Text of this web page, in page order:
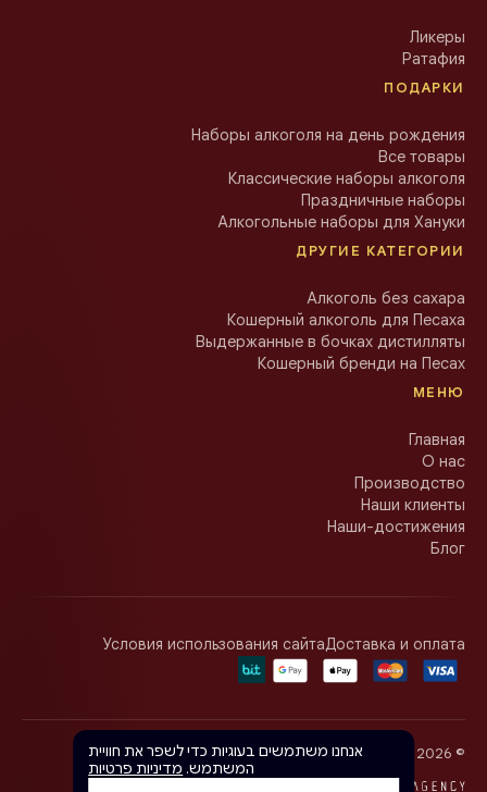
Ликеры
Ратафия
ПОДАРКИ
Наборы алкоголя на день рождения
Все товары
Классические наборы алкоголя
Праздничные наборы
Алкогольные наборы для Хануки
ДРУГИЕ КАТЕГОРИИ
Алкоголь без сахара
Кошерный алкоголь для Песаха
Выдержанные в бочках дистилляты
Кошерный бренди на Песах
МЕНЮ
Главная
О нас
Производство
Наши клиенты
Наши-достижения
Блог
Доставка и оплата
Условия использования сайта
©
2026
אנחנו משתמשים בעוגיות כדי לשפר את חוויית
המשתמש. מדיניות פרטיות